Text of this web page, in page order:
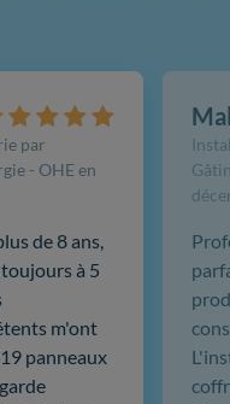
par
- OHE en
de 8 ans,
à 5
m'ont
panneaux